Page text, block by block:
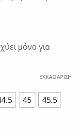
μόνο για
45
45.5
ΕΚΚΑΘΆΡΙΣΗ